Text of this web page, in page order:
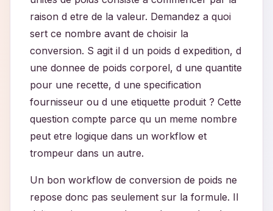
raison d etre de la valeur. Demandez a quoi
sert ce nombre avant de choisir la
conversion. S agit il d un poids d expedition, d
une donnee de poids corporel, d une quantite
pour une recette, d une specification
fournisseur ou d une etiquette produit ? Cette
question compte parce qu un meme nombre
peut etre logique dans un workflow et
trompeur dans un autre.
Un bon workflow de conversion de poids ne
repose donc pas seulement sur la formule. Il